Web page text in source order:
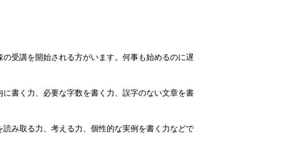
受講を開始される方がいます。何事も始めるのに遅
書く力、必要な字数を書く力、誤字のない文章を書
み取る力、考える力、個性的な実例を書く力などで